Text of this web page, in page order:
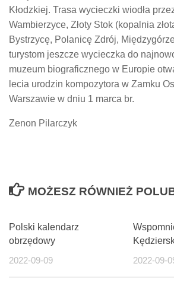
Kłodzkiej. Trasa wycieczki wiodła
Wambierzyce, Złoty Stok (kopalnia
Bystrzycę, Polanicę Zdrój,
turystom jeszcze wycieczka do
muzeum biograficznego w Europie
lecia urodzin kompozytora w Zamku
Warszawie w dniu 1 marca br.
Zenon Pilarczyk
MOŻESZ RÓWNIEŻ
Polski kalendarz
obrzędowy
2022-09-09 2022-09-